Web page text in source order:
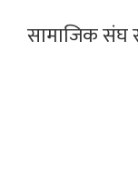
सामाजिक संघ